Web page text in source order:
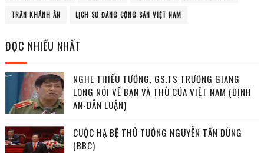
TRẦN KHÁNH ÂN LỊCH SỬ ĐẢNG CỘNG SẢN VIỆT NAM
ĐỌC NHIỀU NHẤT
NGHE THIẾU TƯỚNG, GS.TS TRƯƠNG GIANG
LONG NÓI VỀ BẠN VÀ THÙ CỦA VIỆT NAM (ĐỊNH
AN-DÂN LUẬN)
CUỘC HẠ BỆ THỦ TƯỚNG NGUYỄN TẤN DŨNG
(BBC)